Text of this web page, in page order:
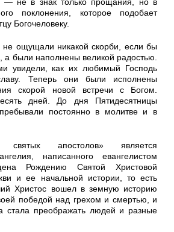
— не в знак только прощания, но в
поклонения, которое подобает
Богочеловеку.
не ощущали никакой скорби, если бы
а были наполнены великой радостью.
увидели, как их любимый Господь
Теперь они были исполнены
скорой новой встречи с Богом.
дней. До дня Пятидесятницы
постоянно в молитве и в
апостолов» является
написанного евангелистом
Рождению Святой Христовой
и ее начальной истории, то есть
Христос вошел в земную историю
победой над грехом и смертью, и
стала преображать людей и разные